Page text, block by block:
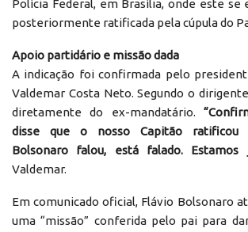
Polícia Federal, em Brasília, onde este se
posteriormente ratificada pela cúpula do
Apoio partidário e missão dada
A indicação foi confirmada pelo
Valdemar Costa Neto. Segundo o
diretamente do ex-mandatário.
disse que o nosso Capitão ratificou
Bolsonaro falou, está falado. Estamos
Valdemar.
Em comunicado oficial, Flávio Bolsonaro
uma “missão” conferida pelo pai para